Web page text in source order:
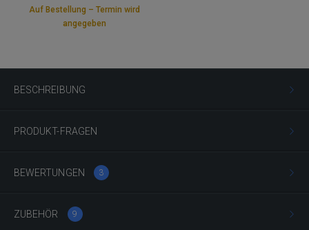
Auf Bestellung – Termin wird
angegeben
BESCHREIBUNG
PRODUKT-FRAGEN
BEWERTUNGEN 3
ZUBEHÖR 9